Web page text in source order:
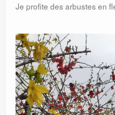
Je profite des arbustes en